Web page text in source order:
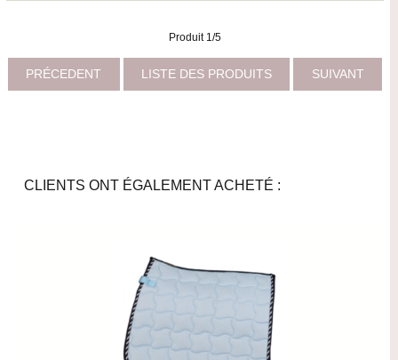
Produit 1/5
PRÉCEDENT LISTE DES PRODUITS SUIVANT
CLIENTS ONT ÉGALEMENT ACHETÉ :